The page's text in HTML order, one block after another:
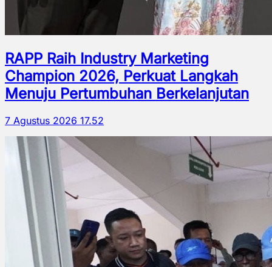
RAPP Raih Industry Marketing
Champion 2026, Perkuat Langkah
Menuju Pertumbuhan Berkelanjutan
7 Agustus 2026 17.52